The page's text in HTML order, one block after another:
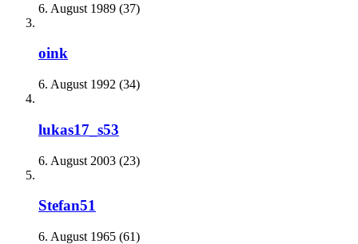
6. August 1989 (37)
oink
6. August 1992 (34)
lukas17_s53
6. August 2003 (23)
Stefan51
6. August 1965 (61)